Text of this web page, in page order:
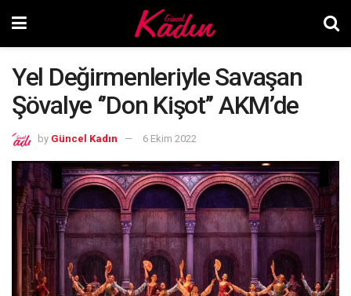
Yel Değirmenleriyle Savaşan
Şövalye ‘’Don Kişot’’ AKM’de
by Güncel Kadın 6 Ekim 2022